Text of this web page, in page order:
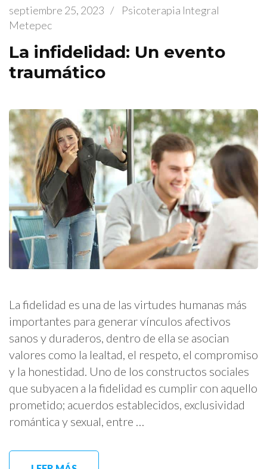
septiembre 25, 2023 /
Psicoterapia Integral
Metepec
La infidelidad: Un evento
traumático
La fidelidad es una de las virtudes humanas más
importantes para generar vínculos afectivos
sanos y duraderos, dentro de ella se asocian
valores como la lealtad, el respeto, el compromiso
y la honestidad. Uno de los constructos sociales
que subyacen a la fidelidad es cumplir con aquello
prometido; acuerdos establecidos, exclusividad
romántica y sexual, entre …